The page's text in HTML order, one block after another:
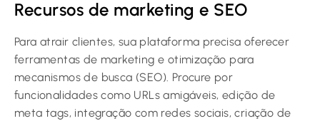
Recursos de marketing e SEO
Para atrair clientes, sua plataforma precisa oferecer
ferramentas de marketing e otimização para
mecanismos de busca (SEO). Procure por
funcionalidades como URLs amigáveis, edição de
meta tags, integração com redes sociais, criação de